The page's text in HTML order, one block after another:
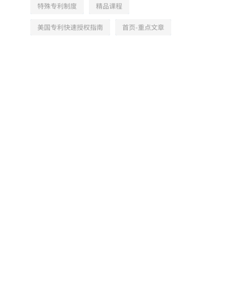
特殊专利制度 精品课程
美国专利快速授权指南 首页-重点文章